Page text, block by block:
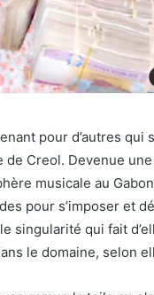
pour d’autres qui
de Creol. Devenue
musicale au
pour s’imposer et
singularité qui fait
le domaine, selon